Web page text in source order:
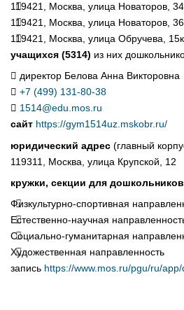
119421, Москва, улица Новаторов,
119421, Москва, улица Новаторов,
119421, Москва, улица Обручева,
учащихся (5314) из них
директор Белова Анна Викторовна
+7 (499) 131-80-38
1514@edu.mos.ru
сайт https://gym1514uz.mskobr.ru/
юридический адрес (главный
119311, Москва, улица Крупской, 12
кружки, секции для дошкольников
Физкультурно-спортивная
Естественно-научная
Социально-гуманитарная
Художественная направленность
запись https://www.mos.ru/pgu/ru/